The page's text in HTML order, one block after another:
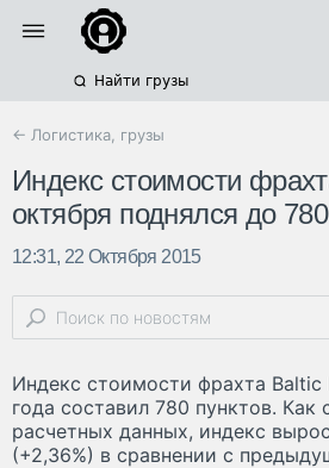
Найти грузы
← Логистика, грузы
Индекс стоимости
октября поднялся до
12:31, 22 Октября 2015
Индекс стоимости фрахта Baltic
года составил 780 пунктов. Как
расчетных данных, индекс
(+2,36%) в сравнении с